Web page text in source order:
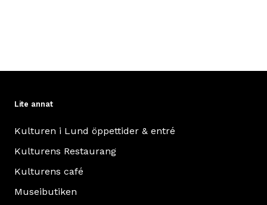
Lite annat
Kulturen i Lund öppettider & entré
Kulturens Restaurang
Kulturens café
Museibutiken